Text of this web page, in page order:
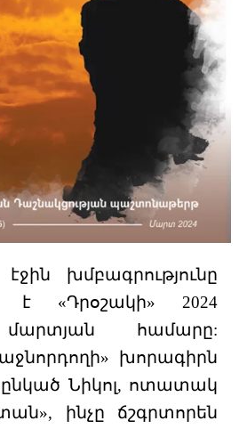
խմբագրությունը
է «Դրօշակի» 2024
համարը:
խորագիրն
Նիկոլ, ոտատակ
ինչը ճշգրտորեն